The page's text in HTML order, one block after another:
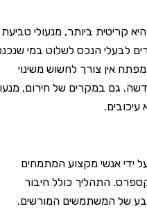
ביותר, מנעולי טביעת
הנכס לשלוט במי שנכנס
צורך לחשוש משינוי
במקרים של חירום, מנעולי
מקצוע המתמחים
התהליך כולל חיבור
המשתמשים המורשים.